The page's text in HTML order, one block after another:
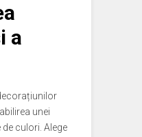
a
unei
culori. Alege